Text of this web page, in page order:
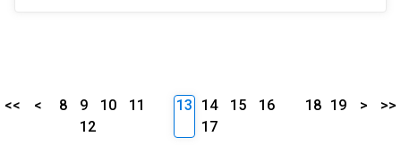
<< < 8 9 10
11
12
13 14 15
16
17
18 19 > >>